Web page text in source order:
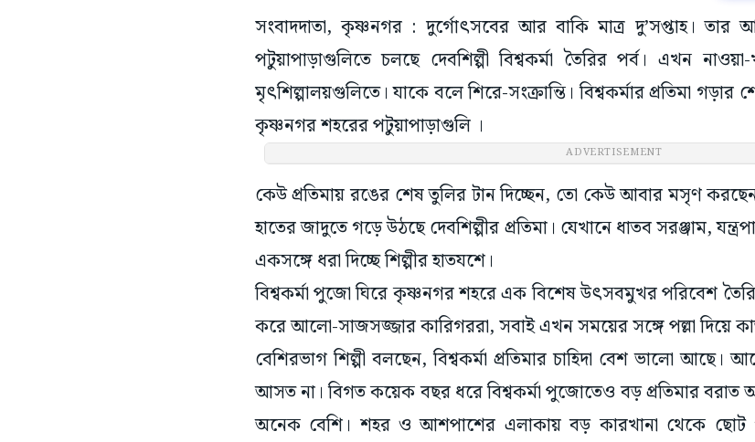
সংবাদদাতা, কৃষ্ণনগর : দুর্গোৎসবের আর বাকি মাত্র দু’সপ্তাহ।
পটুয়াপাড়াগুলিতে চলছে দেবশিল্পী বিশ্বকর্মা তৈরির পর্ব। এখন
মৃৎশিল্পালয়গুলিতে। যাকে বলে শিরে-সংক্রান্তি। বিশ্বকর্মার প্রতিমা
কৃষ্ণনগর শহরের পটুয়াপাড়াগুলি ।
ADVERTISEMENT
কেউ প্রতিমায় রঙের শেষ তুলির টান দিচ্ছেন, তো কেউ আবার মসৃণ করছেন
হাতের জাদুতে গড়ে উঠছে দেবশিল্পীর প্রতিমা। যেখানে ধাতব সরঞ্জাম,
একসঙ্গে ধরা দিচ্ছে শিল্পীর হাতযশে।
বিশ্বকর্মা পুজো ঘিরে কৃষ্ণনগর শহরে এক বিশেষ উৎসবমুখর পরিবেশ তৈরি
করে আলো-সাজসজ্জার কারিগররা, সবাই এখন সময়ের সঙ্গে পল্লা দিয়ে
বেশিরভাগ শিল্পী বলছেন, বিশ্বকর্মা প্রতিমার চাহিদা বেশ ভালো আছে।
আসত না। বিগত কয়েক বছর ধরে বিশ্বকর্মা পুজোতেও বড় প্রতিমার বরাত
অনেক বেশি। শহর ও আশপাশের এলাকায় বড় কারখানা থেকে